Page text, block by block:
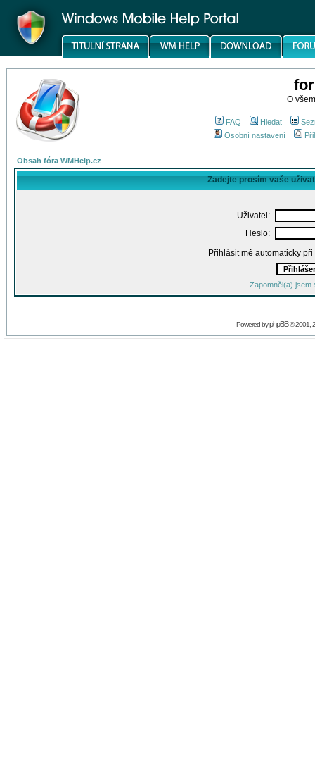
O
FAQ Hledat
Osobní nastavení
Obsah fóra WMHelp.cz
Zadejte prosím vaše
Uživatel:
Heslo:
Přihlásit mě automaticky
Zapomněl(a) jsem
Powered byphpBB© 2001,